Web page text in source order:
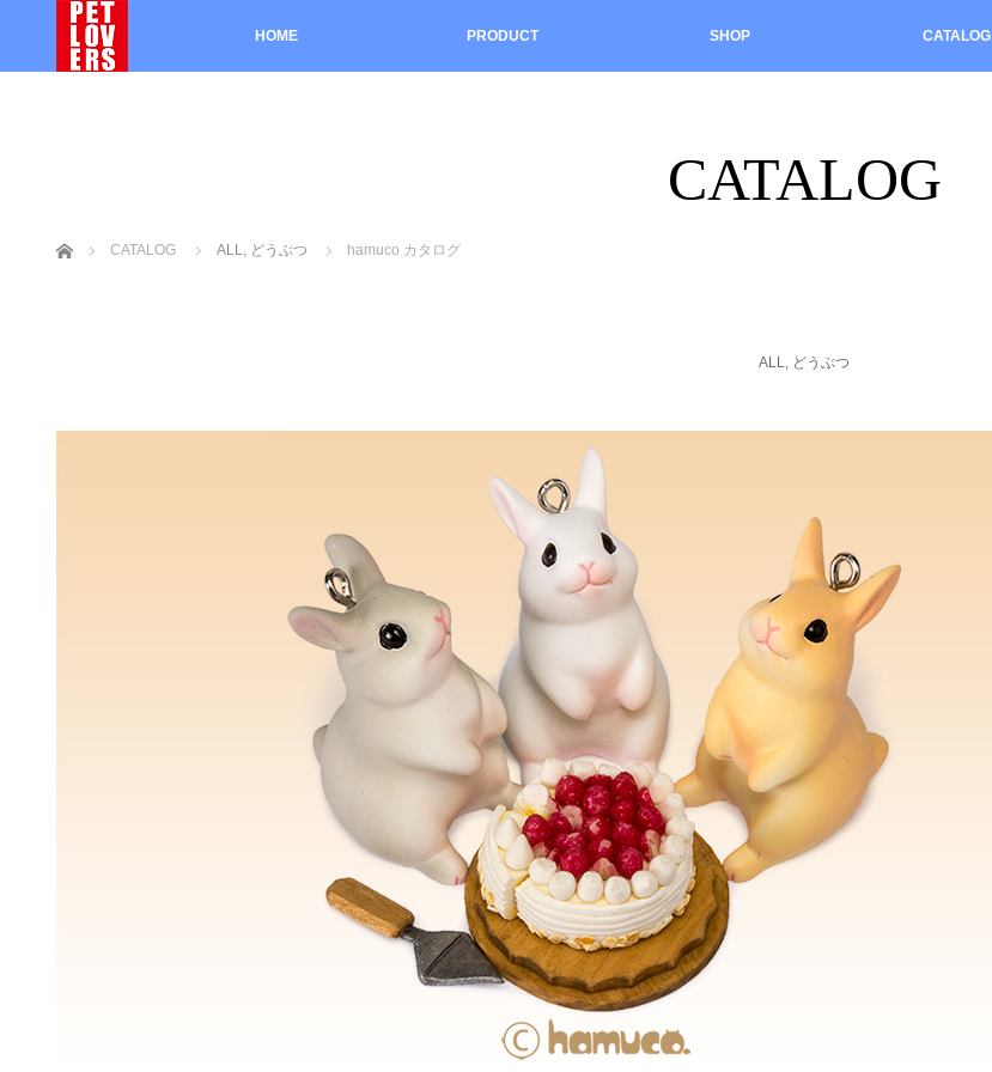
HOME PRODUCT SHOP CATALOG
CATALOG
ホーム CATALOG ALL, どうぶつ hamuco カタログ
ALL, どうぶつ